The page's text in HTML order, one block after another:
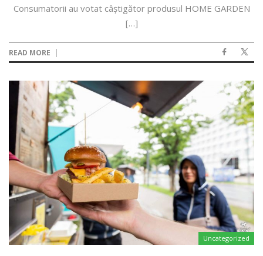
Consumatorii au votat câștigător produsul HOME GARDEN
[…]
READ MORE
Uncategorized